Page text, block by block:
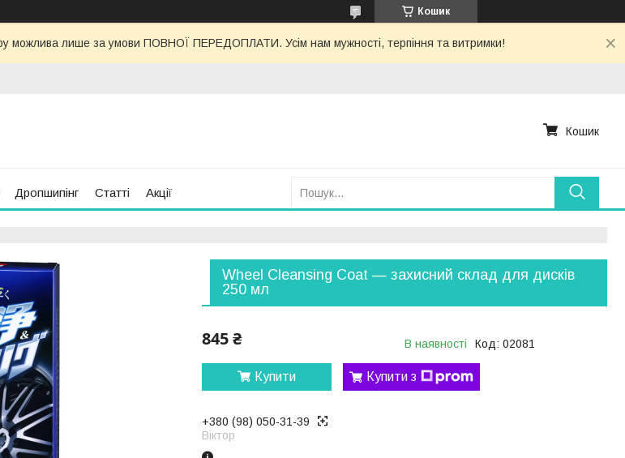
Кошик
можлива лише за умови ПОВНОЇ ПЕРЕДОПЛАТИ. Усім нам мужності, терпіння та витримки!
Кошик
Дропшипінг Статті Акції
Wheel Cleansing Coat — захисний склад для дисків
250 мл
845 ₴ В наявності Код: 02081
Купити Купити з
+380 (98) 050-31-39
Віктор